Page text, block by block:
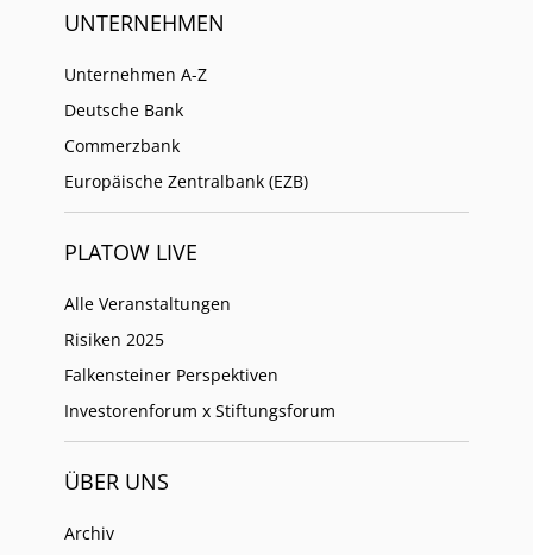
UNTERNEHMEN
Unternehmen A-Z
Deutsche Bank
Commerzbank
Europäische Zentralbank (EZB)
PLATOW LIVE
Alle Veranstaltungen
Risiken 2025
Falkensteiner Perspektiven
Investorenforum x Stiftungsforum
ÜBER UNS
Archiv